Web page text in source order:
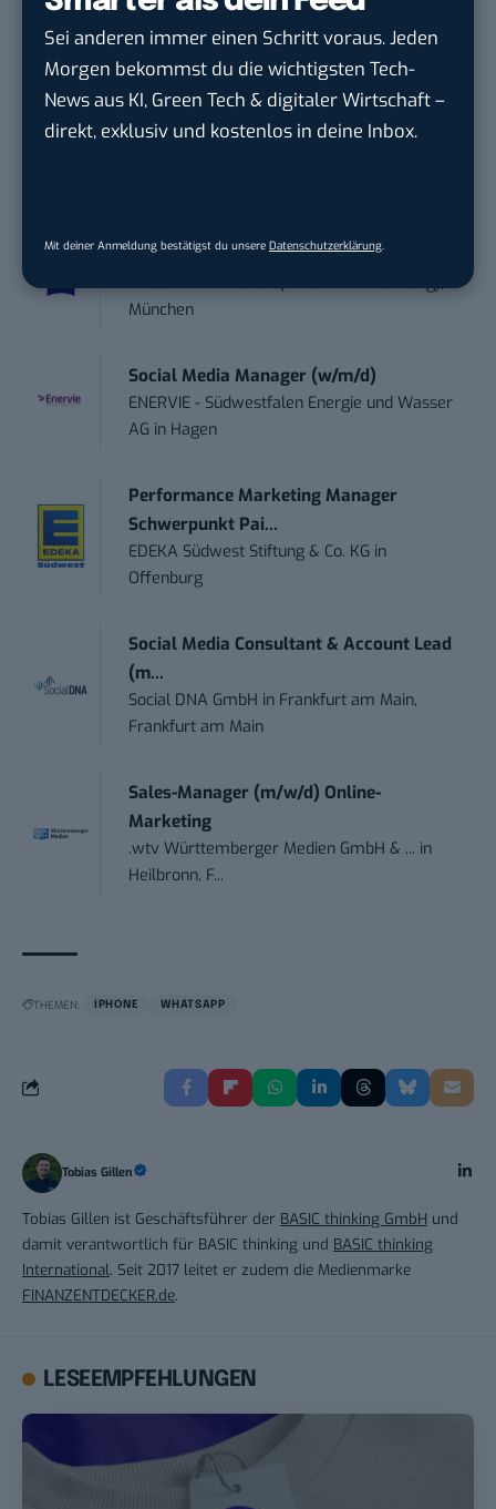
Sei anderen immer einen Schritt voraus. Jeden
Morgen bekommst du die wichtigsten Tech-
News aus KI, Green Tech & digitaler Wirtschaft –
direkt, exklusiv und kostenlos in deine Inbox.
Mit deiner Anmeldung bestätigst du unsere Datenschutzerklärung.
Anforderungs- und Projektmanager
touristische...
trendtours Holding GmbHinEschborn
Volontär (m/w/d) Online-Redaktion &
Digital Forensic Analyst (f/m/d)
ZEISSinOberkochen (Baden-Württemberg),
München
Social Media Manager (w/m/d)
ENERVIE - Südwestfalen Energie und Wasser
AG in Hagen
Performance Marketing Manager
Schwerpunkt Pai...
EDEKA Südwest Stiftung & Co. KG in
Offenburg
Social Media Consultant & Account Lead
(m...
Social DNA GmbH in Frankfurt am Main,
Frankfurt am Main
Sales-Manager (m/w/d) Online-
Marketing
.wtv Württemberger Medien GmbH & ... in
Heilbronn, F...
THEMEN: IPHONE WHATSAPP
Tobias Gillen
Tobias Gillen ist Geschäftsführer der BASIC thinking GmbH und
damit verantwortlich für BASIC thinking und BASIC thinking
International. Seit 2017 leitet er zudem die Medienmarke
FINANZENTDECKER.de.
LESEEMPFEHLUNGEN